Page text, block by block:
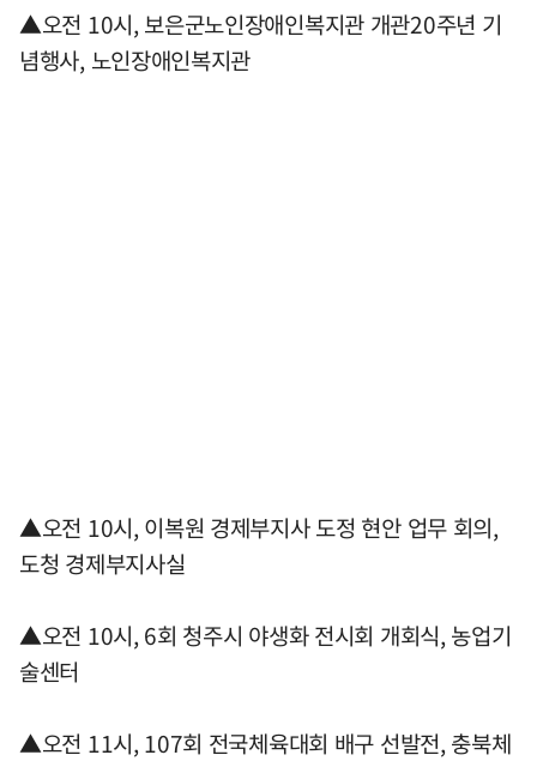
▲오전 10시, 보은군노인장애인복지관 개관20주년 기
념행사, 노인장애인복지관
▲오전 10시, 이복원 경제부지사 도정 현안 업무 회의,
도청 경제부지사실
▲오전 10시, 6회 청주시 야생화 전시회 개회식, 농업기
술센터
▲오전 11시, 107회 전국체육대회 배구 선발전, 충북체